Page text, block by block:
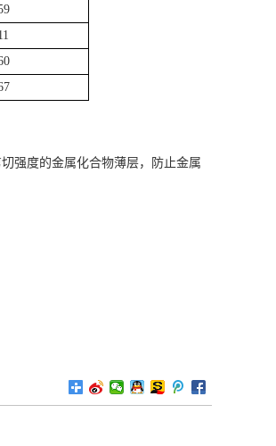
强度的金属化合物薄层，防止金属